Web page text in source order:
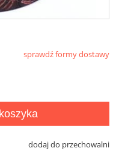
płatności
sprawdź formy dostawy
dodaj do przechowalni